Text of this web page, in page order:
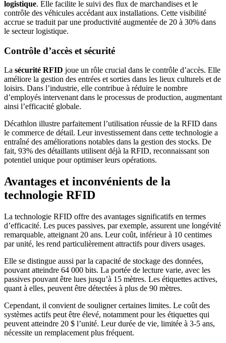
logistique. Elle facilite le suivi des flux de marchandises et le
contrôle des véhicules accédant aux installations. Cette visibilité
accrue se traduit par une productivité augmentée de 20 à 30% dans
le secteur logistique.
Contrôle d’accès et sécurité
La sécurité RFID joue un rôle crucial dans le contrôle d’accès. Elle
améliore la gestion des entrées et sorties dans les lieux culturels et de
loisirs. Dans l’industrie, elle contribue à réduire le nombre
d’employés intervenant dans le processus de production, augmentant
ainsi l’efficacité globale.
Décathlon illustre parfaitement l’utilisation réussie de la RFID dans
le commerce de détail. Leur investissement dans cette technologie a
entraîné des améliorations notables dans la gestion des stocks. De
fait, 93% des détaillants utilisent déjà la RFID, reconnaissant son
potentiel unique pour optimiser leurs opérations.
Avantages et inconvénients de la
technologie RFID
La technologie RFID offre des avantages significatifs en termes
d’efficacité. Les puces passives, par exemple, assurent une longévité
remarquable, atteignant 20 ans. Leur coût, inférieur à 10 centimes
par unité, les rend particulièrement attractifs pour divers usages.
Elle se distingue aussi par la capacité de stockage des données,
pouvant atteindre 64 000 bits. La portée de lecture varie, avec les
passives pouvant être lues jusqu’à 15 mètres. Les étiquettes actives,
quant à elles, peuvent être détectées à plus de 90 mètres.
Cependant, il convient de souligner certaines limites. Le coût des
systèmes actifs peut être élevé, notamment pour les étiquettes qui
peuvent atteindre 20 $ l’unité. Leur durée de vie, limitée à 3-5 ans,
nécessite un remplacement plus fréquent.